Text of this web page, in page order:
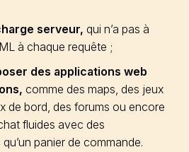
serveur, qui n’a pas à
à chaque requête ;
des applications web
comme des maps, des jeux
de bord, des forums ou encore
fluides avec des
panier de commande.